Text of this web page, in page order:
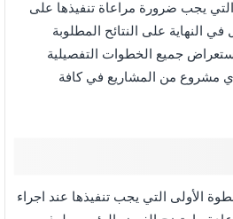
يجب ضرورة مراعاة تنفيذها على
النهاية على النتائح المطلوبة
جميع الخطوات التفصيلية
مشروع من المشاريع في كافة
الأولى التي يجب تنفيذها عند اجراء